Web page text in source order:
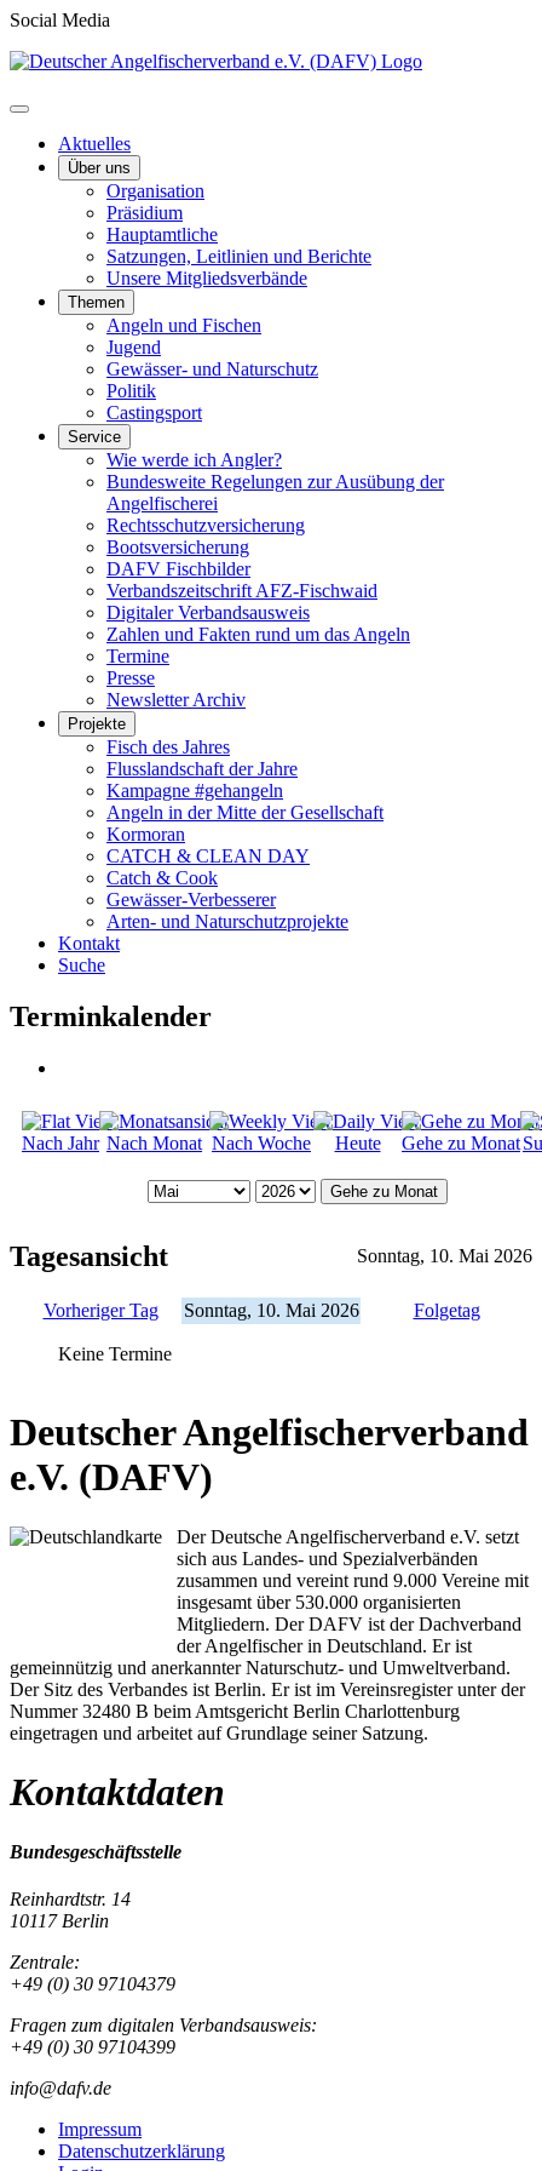
Social Media
Aktuelles
Über uns
Organisation
Präsidium
Hauptamtliche
Satzungen, Leitlinien und Berichte
Unsere Mitgliedsverbände
Themen
Angeln und Fischen
Jugend
Gewässer- und Naturschutz
Politik
Castingsport
Service
Wie werde ich Angler?
Bundesweite Regelungen zur Ausübung der
Angelfischerei
Rechtsschutzversicherung
Bootsversicherung
DAFV Fischbilder
Verbandszeitschrift AFZ-Fischwaid
Digitaler Verbandsausweis
Zahlen und Fakten rund um das Angeln
Termine
Presse
Newsletter Archiv
Projekte
Fisch des Jahres
Flusslandschaft der Jahre
Kampagne #gehangeln
Angeln in der Mitte der Gesellschaft
Kormoran
CATCH & CLEAN DAY
Catch & Cook
Gewässer-Verbesserer
Arten- und Naturschutzprojekte
Kontakt
Suche
Terminkalender
Nach Jahr Nach Monat Nach Woche Heute Gehe zu Monat
Gehe zu Monat
Tagesansicht Sonntag, 10. Mai 2026
Vorheriger Tag Sonntag, 10. Mai 2026 Folgetag
Keine Termine
Deutscher Angelfischerverband
e.V. (DAFV)
Der Deutsche Angelfischerverband e.V. setzt
sich aus Landes- und Spezialverbänden
zusammen und vereint rund 9.000 Vereine mit
insgesamt über 530.000 organisierten
Mitgliedern. Der DAFV ist der Dachverband
der Angelfischer in Deutschland. Er ist
gemeinnützig und anerkannter Naturschutz- und Umweltverband.
Der Sitz des Verbandes ist Berlin. Er ist im Vereinsregister unter der
Nummer 32480 B beim Amtsgericht Berlin Charlottenburg
eingetragen und arbeitet auf Grundlage seiner Satzung.
Kontaktdaten
Bundesgeschäftsstelle
Reinhardtstr. 14
10117 Berlin
Zentrale:
+49 (0) 30 97104379
Fragen zum digitalen Verbandsausweis:
+49 (0) 30 97104399
info@dafv.de
Impressum
Datenschutzerklärung